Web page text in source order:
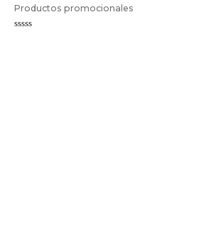
Productos promocionales